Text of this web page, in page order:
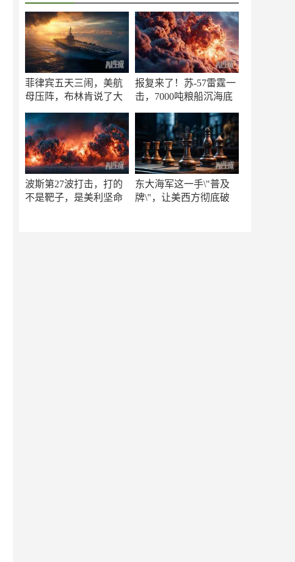
菲律宾五天三闹，美航
母压阵，布林肯说了大
报复来了！苏-57雷霆一
击，7000吨粮船沉海底
波斯第27波打击，打的
不是靶子，是美利坚命
东大海军这一手\"普及
牌\"，让美西方彻底破